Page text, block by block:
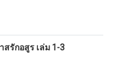
รักอสูร เล่ม 1-3